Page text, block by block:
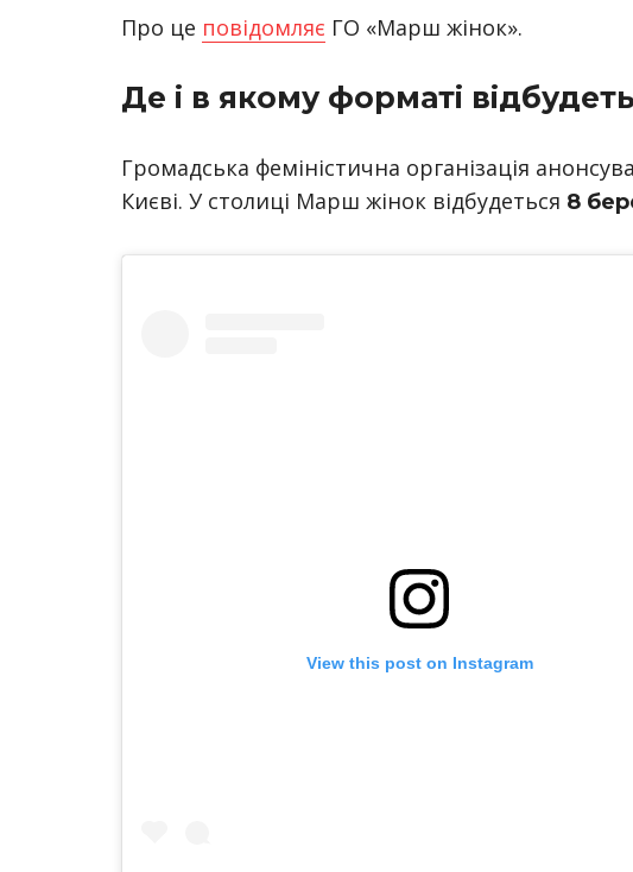
Про це повідомляє ГО «Марш жінок».
Де і в якому форматі
Громадська феміністична організація
Києві. У столиці Марш жінок відбудеться 8
View this post on Instagram